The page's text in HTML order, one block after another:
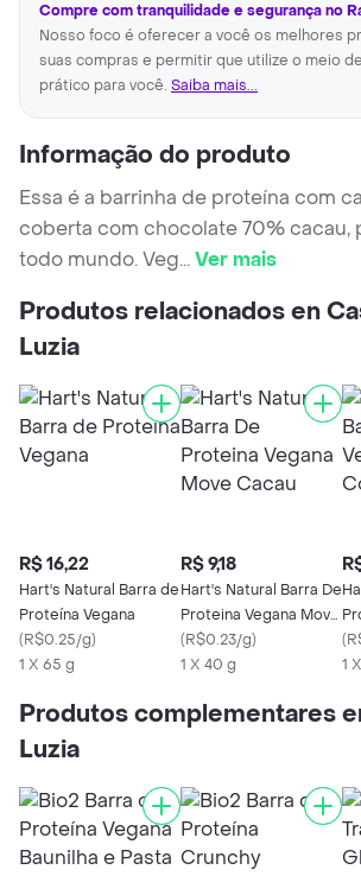
Compre com tranquilidade e segurança no
Nosso foco é oferecer a você os melhores
suas compras e permitir que utilize o meio
prático para você. Saiba mais...
Informação do produto
Essa é a barrinha de proteína com
coberta com chocolate 70% cacau,
todo mundo. Veg...Ver mais
Produtos relacionados en
Luzia
R$ 16,22
Hart's Natural Barra de
Proteína Vegana
(R$0.25/g)
1 X 65 g
R$ 9,18
Hart's Natural Barra De
Proteina Vegana Move
Cacau
(R$0.23/g)
1 X 40 g
(
1
Produtos complementares
Luzia